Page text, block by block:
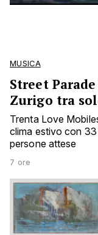
MUSICA
Street
Zurigo tra
Trenta Love
clima estivo con
persone attese
7 ore